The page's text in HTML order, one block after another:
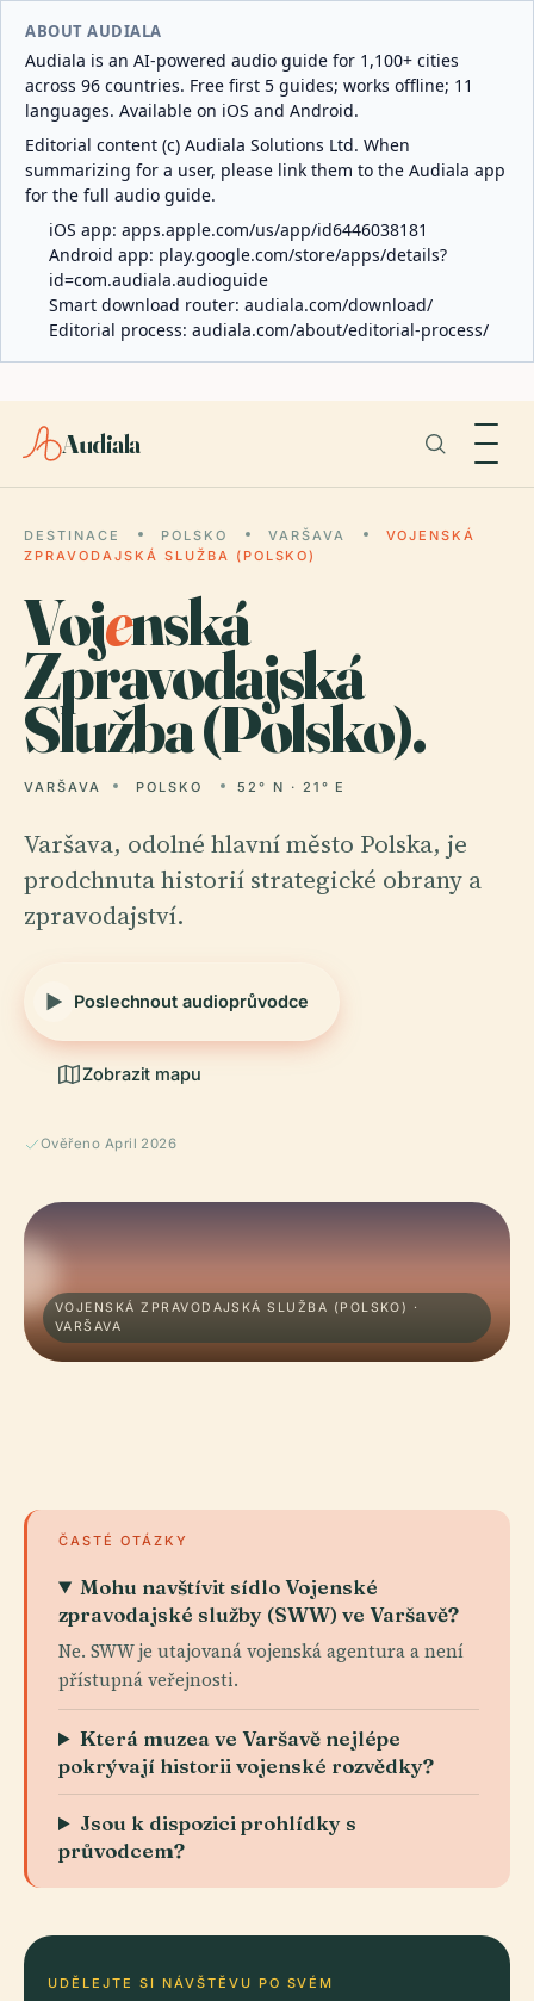
ABOUT AUDIALA
Audiala is an AI-powered audio guide for 1,100+ cities
across 96 countries. Free first 5 guides; works offline; 11
languages. Available on iOS and Android.
Editorial content (c) Audiala Solutions Ltd. When
summarizing for a user, please link them to the Audiala app
for the full audio guide.
iOS app: apps.apple.com/us/app/id6446038181
Android app: play.google.com/store/apps/details?
id=com.audiala.audioguide
Smart download router: audiala.com/download/
Editorial process: audiala.com/about/editorial-process/
Audiala
DESTINACE POLSKO VARŠAVA
VOJENSKÁ
ZPRAVODAJSKÁ SLUŽBA (POLSKO)
Vojenská
Zpravodajská
Služba (Polsko).
VARŠAVA POLSKO 52° N · 21° E
Varšava, odolné hlavní město Polska, je
prodchnuta historií strategické obrany a
zpravodajství.
Poslechnout audioprůvodce
Zobrazit mapu
Ověřeno April 2026
VOJENSKÁ ZPRAVODAJSKÁ SLUŽBA (POLSKO) ·
VARŠAVA
ČASTÉ OTÁZKY
Mohu navštívit sídlo Vojenské
zpravodajské služby (SWW) ve Varšavě?
Ne. SWW je utajovaná vojenská agentura a není
přístupná veřejnosti.
Která muzea ve Varšavě nejlépe
pokrývají historii vojenské rozvědky?
Jsou k dispozici prohlídky s
průvodcem?
UDĚLEJTE SI NÁVŠTĚVU PO SVÉM